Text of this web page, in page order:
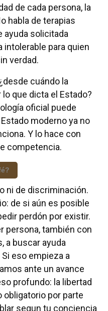
de cada persona, la
habla de terapias
ayuda solicitada
intolerable para quien
verdad.
cuándo la
que dicta el Estado?
oficial puede
moderno ya no
Y lo hace con
competencia.
ni de discriminación.
de si aún es posible
perdón por existir.
persona, también con
a buscar ayuda
eso empieza a
ante un avance
profundo: la libertad
por parte
segun tu conciencia